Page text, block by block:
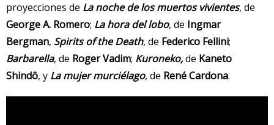
proyecciones de La noche de los muertos vivientes, de
George A. Romero; La hora del lobo, de Ingmar
Bergman, Spirits of the Death, de Federico Fellini;
Barbarella, de Roger Vadim; Kuroneko,de Kaneto
Shindô, y La mujer murciélago, de René Cardona.